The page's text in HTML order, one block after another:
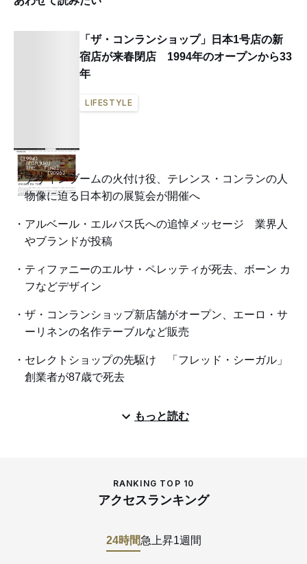
「ザ・コンランショップ」日本1号店の新
宿店が来春閉店 1994年のオープンから33
年
LIFESTYLE
デザインブームの火付け役、テレンス・コンランの人
物像に迫る日本初の展覧会が開催へ
アルベール・エルバス氏への追悼メッセージ 業界人
やブランドが投稿
ティファニーのエルサ・ペレッティが死去、ボーン カ
フなどデザイン
ザ・コンランショップ新店舗がオープン、エーロ・サ
ーリネンの名作テーブルなど販売
セレクトショップの先駆け 「フレッド・シーガル」
創業者が87歳で死去
もっと読む
RANKING TOP 10
アクセスランキング
24時間急上昇1週間